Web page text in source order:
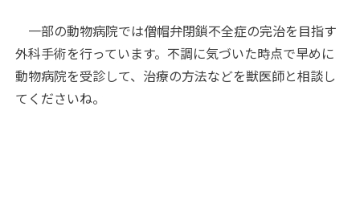
一部の動物病院では僧帽弁閉鎖不全症の完治を目指す
外科手術を行っています。不調に気づいた時点で早めに
動物病院を受診して、治療の方法などを獣医師と相談し
てくださいね。